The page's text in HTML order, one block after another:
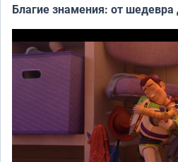
Благие знамения: от